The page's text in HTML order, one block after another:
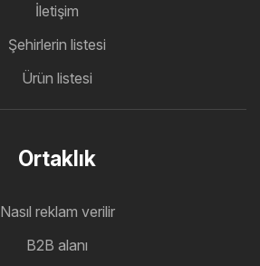
İletişim
Şehirlerin listesi
Ürün listesi
Ortaklık
Nasıl reklam verilir
B2B alanı